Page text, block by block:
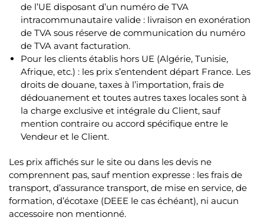
de l’UE disposant d’un numéro de TVA
intracommunautaire valide : livraison en exonération
de TVA sous réserve de communication du numéro
de TVA avant facturation.
Pour les clients établis hors UE (Algérie, Tunisie,
Afrique, etc.) : les prix s’entendent départ France. Les
droits de douane, taxes à l’importation, frais de
dédouanement et toutes autres taxes locales sont à
la charge exclusive et intégrale du Client, sauf
mention contraire ou accord spécifique entre le
Vendeur et le Client.
Les prix affichés sur le site ou dans les devis ne
comprennent pas, sauf mention expresse : les frais de
transport, d’assurance transport, de mise en service, de
formation, d’écotaxe (DEEE le cas échéant), ni aucun
accessoire non mentionné.